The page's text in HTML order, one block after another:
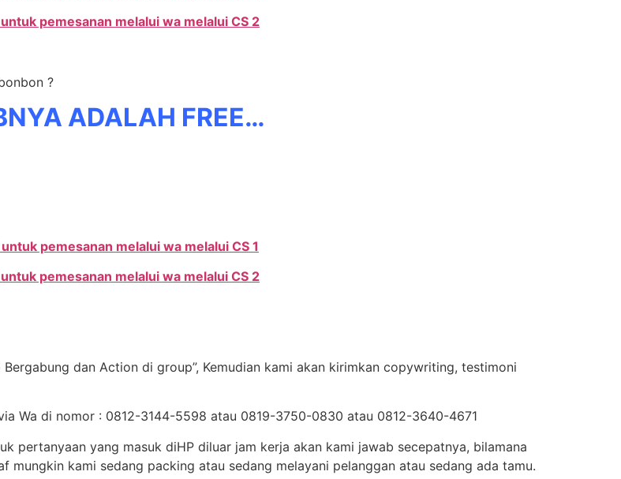
pemesanan melalui wa melalui CS 2
?
ADALAH FREE…
pemesanan melalui wa melalui CS 1
pemesanan melalui wa melalui CS 2
dan Action di group”, Kemudian kami akan kirimkan copywriting, testimoni
Wa di nomor : 0812-3144-5598 atau 0819-3750-0830 atau 0812-3640-4671
pertanyaan yang masuk diHP diluar jam kerja akan kami jawab secepatnya, bilamana
mungkin kami sedang packing atau sedang melayani pelanggan atau sedang ada tamu.